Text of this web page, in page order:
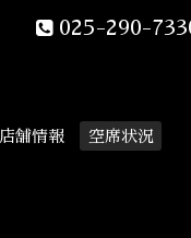
025-290-
店舗情報
空席状況